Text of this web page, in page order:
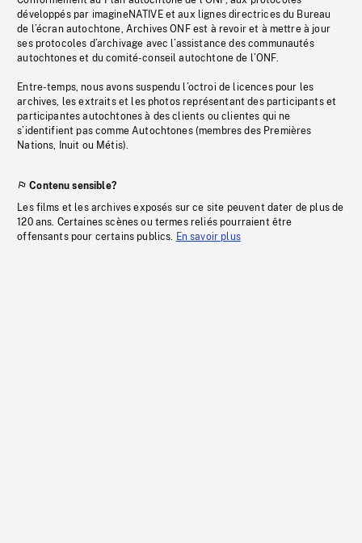
développés par imagineNATIVE et aux lignes directrices du Bureau
de l’écran autochtone, Archives ONF est à revoir et à mettre à jour
ses protocoles d’archivage avec l’assistance des communautés
autochtones et du comité-conseil autochtone de l’ONF.
Entre-temps, nous avons suspendu l’octroi de licences pour les
archives, les extraits et les photos représentant des participants et
participantes autochtones à des clients ou clientes qui ne
s’identifient pas comme Autochtones (membres des Premières
Nations, Inuit ou Métis).
Contenu sensible?
Les films et les archives exposés sur ce site peuvent dater de plus de
120 ans. Certaines scènes ou termes reliés pourraient être
offensants pour certains publics. En savoir plus